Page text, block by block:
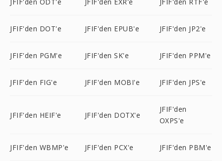
JFIF'den DOT'e JFIF'den EPUB'e JFIF'den JP2'e
JFIF'den PGM'e JFIF'den SK'e JFIF'den PPM'e
JFIF'den FIG'e JFIF'den MOBI'e JFIF'den JPS'e
JFIF'den HEIF'e JFIF'den DOTX'e
JFIF'den
OXPS'e
JFIF'den WBMP'e JFIF'den PCX'e JFIF'den PBM'e